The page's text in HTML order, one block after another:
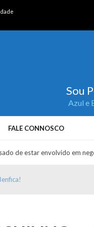
Sou
Azul e
FALE CONNOSCO
por incumprimento do
providência cautelar ao
de estar envolvido em
providência cautelar ao TAD